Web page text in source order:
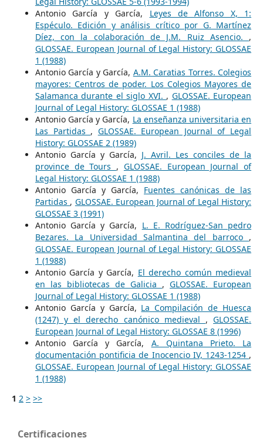
Antonio García y García, Leyes de Alfonso X, 1:
Espéculo. Edición y análisis crítico por G. Martínez
Díez, con la colaboración de J.M. Ruiz Asencio. ,
GLOSSAE. European Journal of Legal History: GLOSSAE
1 (1988)
Antonio García y García, A.M. Caratias Torres. Colegios
mayores: Centros de poder. Los Colegios Mayores de
Salamanca durante el siglo XVI. , GLOSSAE. European
Journal of Legal History: GLOSSAE 1 (1988)
Antonio García y García, La enseñanza universitaria en
Las Partidas , GLOSSAE. European Journal of Legal
History: GLOSSAE 2 (1989)
Antonio García y García, J. Avril. Les conciles de la
province de Tours , GLOSSAE. European Journal of
Legal History: GLOSSAE 1 (1988)
Antonio García y García, Fuentes canónicas de las
Partidas , GLOSSAE. European Journal of Legal History:
GLOSSAE 3 (1991)
Antonio García y García, L. E. Rodríguez-San pedro
Bezares. La Universidad Salmantina del barroco ,
GLOSSAE. European Journal of Legal History: GLOSSAE
1 (1988)
Antonio García y García, El derecho común medieval
en las bibliotecas de Galicia ,GLOSSAE. European
Journal of Legal History: GLOSSAE 1 (1988)
Antonio García y García, La Compilación de Huesca
(1247) y el derecho canónico medieval ,GLOSSAE.
European Journal of Legal History: GLOSSAE 8 (1996)
Antonio García y García, A. Quintana Prieto. La
documentación pontificia de Inocencio IV, 1243-1254 ,
GLOSSAE. European Journal of Legal History: GLOSSAE
1 (1988)
1 2 > >>
Certificaciones